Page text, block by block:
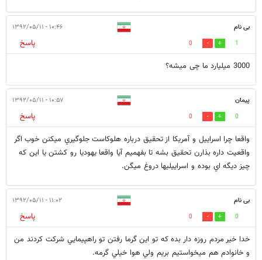
بی نام ۱۰:۴۶ - ۱۳۹۲/۰۵/۱۱
1
0
پاسخ
3000 میلیارد ما چی میشه؟
پيمان ۱۰:۵۷ - ۱۳۹۲/۰۵/۱۱
0
0
پاسخ
واقعا چرا اسراييل و آمريكا از تحقيق درباره هلوكاست جلوگيري ميكنن خوب اگر
واقعيت داره بذارن تحقيق بشه تا بفهميم آيا واقعا يهوديا رو كشتن يا اين كه
چيز ديگه اي بوده و اسراييليها دروغ ميگن.
بی نام ۱۱:۰۲ - ۱۳۹۲/۰۵/۱۱
0
0
پاسخ
خدا خير مردم روزه دار بده كه تو اين گرما رفتن تو راهپيمايي شركت كردند من
و خانوادم هم ميخواستيم بريم ولي هوا خيلي گرمه.